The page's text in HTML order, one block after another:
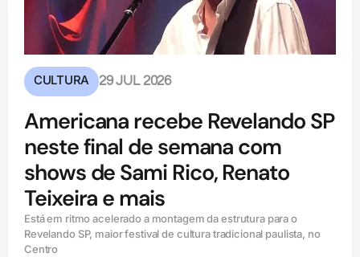
CULTURA 29 JUL 2026
Americana recebe Revelando SP
neste final de semana com
shows de Sami Rico, Renato
Teixeira e mais
Está em ritmo acelerado a montagem da estrutura para o
Revelando SP, maior festival de cultura tradicional paulista, no
Centro